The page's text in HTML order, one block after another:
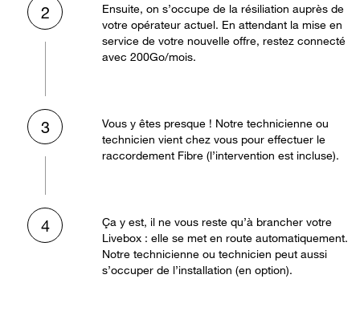
2
Ensuite, on s’occupe de la résiliation auprès de
votre opérateur actuel. En attendant la mise en
service de votre nouvelle offre, restez connecté
avec 200Go/mois.
3
Vous y êtes presque ! Notre technicienne ou
technicien vient chez vous pour effectuer le
raccordement Fibre (l’intervention est incluse).
4
Ça y est, il ne vous reste qu’à brancher votre
Livebox : elle se met en route automatiquement.
Notre technicienne ou technicien peut aussi
s’occuper de l’installation (en option).